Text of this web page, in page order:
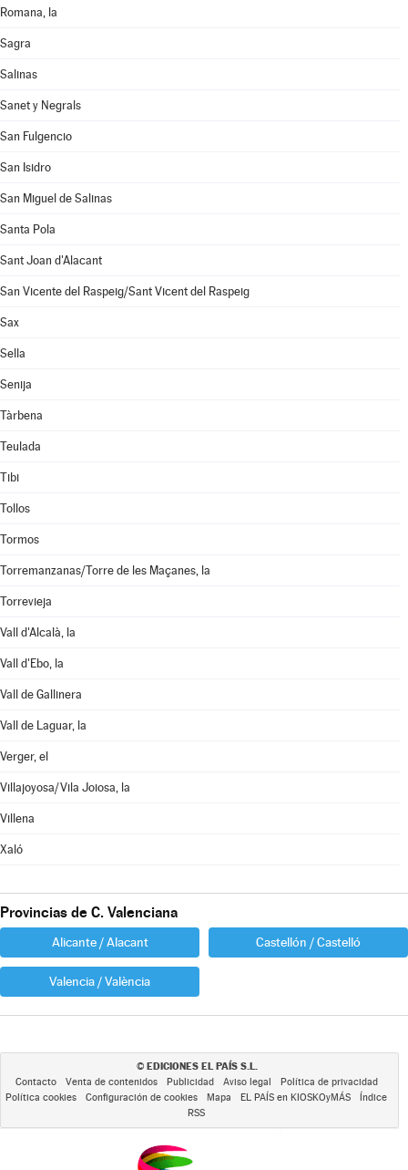
Romana, la
Sagra
Salinas
Sanet y Negrals
San Fulgencio
San Isidro
San Miguel de Salinas
Santa Pola
Sant Joan d'Alacant
San Vicente del Raspeig/Sant Vicent del Raspeig
Sax
Sella
Senija
Tàrbena
Teulada
Tibi
Tollos
Tormos
Torremanzanas/Torre de les Maçanes, la
Torrevieja
Vall d'Alcalà, la
Vall d'Ebo, la
Vall de Gallinera
Vall de Laguar, la
Verger, el
Villajoyosa/Vila Joiosa, la
Villena
Xaló
Provincias de C. Valenciana
Alicante / Alacant Castellón / Castelló
Valencia / València
© EDICIONES EL PAÍS S.L.
Contacto Venta de contenidos Publicidad Aviso legal
Política de privacidad
Política cookies
Configuración de cookies Mapa EL PAÍS en KIOSKOyMÁS
Índice
RSS